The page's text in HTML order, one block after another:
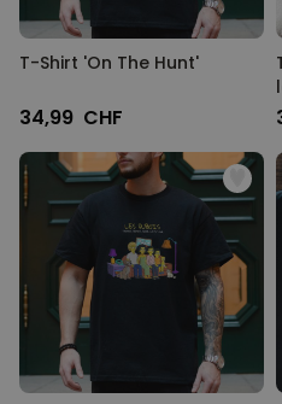
T-Shirt 'On The Hunt'
34,99 CHF